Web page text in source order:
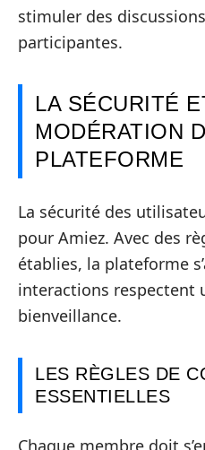
stimuler des
participantes.
LA SÉCURITÉ
MODÉRATION
PLATEFORME
La sécurité des
pour Amiez. Avec des
établies, la plateforme
interactions respectent
bienveillance.
LES RÈGLES DE
ESSENTIELLES
Chaque membre doit